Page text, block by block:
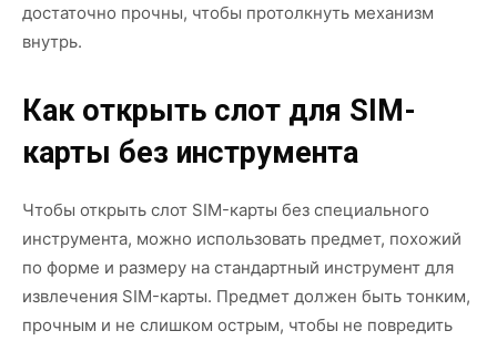
достаточно прочны, чтобы протолкнуть механизм
внутрь.
Как открыть слот для SIM-
карты без инструмента
Чтобы открыть слот SIM-карты без специального
инструмента, можно использовать предмет, похожий
по форме и размеру на стандартный инструмент для
извлечения SIM-карты. Предмет должен быть тонким,
прочным и не слишком острым, чтобы не повредить